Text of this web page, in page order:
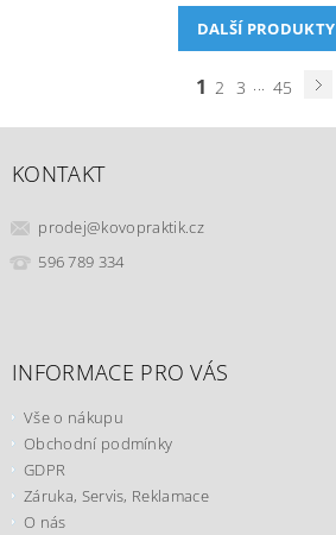
DALŠÍ PRODUKTY
1 2 3 ... 45
KONTAKT
prodej@kovopraktik.cz
596 789 334
INFORMACE PRO VÁS
Vše o nákupu
Obchodní podmínky
GDPR
Záruka, Servis, Reklamace
O nás